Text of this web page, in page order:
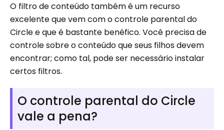
O filtro de conteúdo também é um recurso
excelente que vem com o controle parental do
Circle e que é bastante benéfico. Você precisa de
controle sobre o conteúdo que seus filhos devem
encontrar; como tal, pode ser necessário instalar
certos filtros.
O controle parental do Circle
vale a pena?